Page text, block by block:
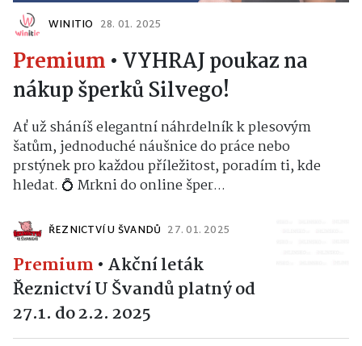
WINITIO 28. 01. 2025
Premium • VYHRAJ poukaz na
nákup šperků Silvego!
Ať už sháníš elegantní náhrdelník k plesovým
šatům, jednoduché náušnice do práce nebo
prstýnek pro každou příležitost, poradím ti, kde
hledat. 💍󠁧󠁬󠁳󠁿 Mrkni do online šper...
ŘEZNICTVÍ U ŠVANDŮ 27. 01. 2025
Premium • Akční leták
Řeznictví U Švandů platný od
27.1. do 2.2. 2025